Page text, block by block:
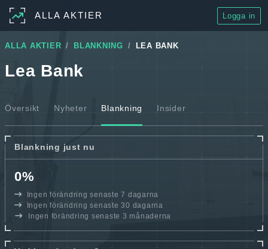
ALLA AKTIER Logga in
ALLA AKTIER BLANKNING LEA BANK
Lea Bank
Översikt Nyheter Blankning Insider
Blankning just nu
0%
Ingen förändring senaste 7 dagarna
Ingen förändring senaste 30 dagarna
Ingen förändring senaste 3 månaderna